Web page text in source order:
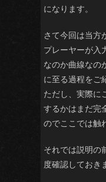
になります。
さて今回は当方
プレーヤーが入
なのか曲線なの
に至る過程をご
ただし、実際に
するかはまだ完
のでここでは触
それでは説明の
度確認しておき